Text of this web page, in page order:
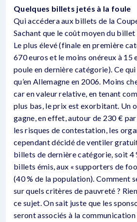
Quelques billets jetés à la foule
Qui accédera aux billets de la
Sachant que le coût moyen du billet
Le plus élevé (finale en première
670 euros et le moins onéreux à 15
poule en dernière catégorie). Ce
qu’en Allemagne en 2006. Moins
car en valeur relative, en tenant
plus bas, le prix est exorbitant. Un
gagne, en effet, autour de 230 €
les risques de contestation, les
cependant décidé de ventiler
billets de dernière catégorie, soit 4
billets émis, aux « supporters de
(40 % de la population). Comment
sur quels critères de pauvreté ? Rien
ce sujet. On sait juste que les
seront associés à la